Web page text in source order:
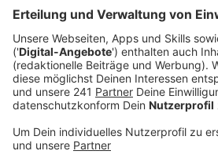
Anzeige
Taxi-Krieg in Köln?
Anzeige
In Köln meldet ein Unternehmer,